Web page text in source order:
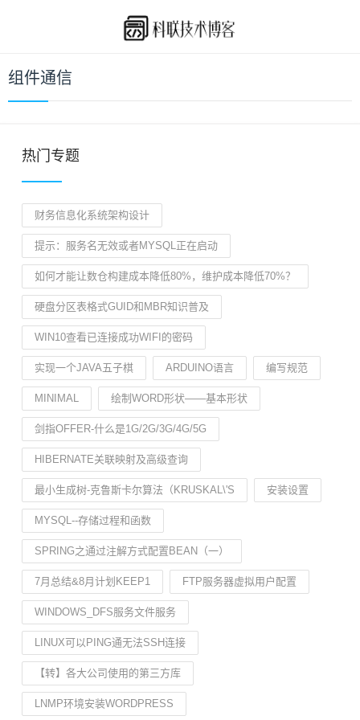
组件通信
热门专题
财务信息化系统架构设计
提示：服务名无效或者MYSQL正在启动
如何才能让数仓构建成本降低80%，维护成本降低70%？
硬盘分区表格式GUID和MBR知识普及
WIN10查看已连接成功WIFI的密码
实现一个JAVA五子棋 ARDUINO语言 编写规范
MINIMAL 绘制WORD形状——基本形状
剑指OFFER-什么是1G/2G/3G/4G/5G
HIBERNATE关联映射及高级查询
最小生成树-克鲁斯卡尔算法（KRUSKAL\'S 安装设置
MYSQL--存储过程和函数
SPRING之通过注解方式配置BEAN（一）
7月总结&8月计划KEEP1 FTP服务器虚拟用户配置
WINDOWS_DFS服务文件服务
LINUX可以PING通无法SSH连接
【转】各大公司使用的第三方库
LNMP环境安装WORDPRESS